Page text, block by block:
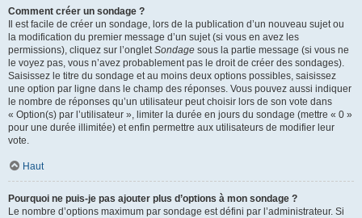
Comment créer un sondage ?
Il est facile de créer un sondage, lors de la publication d’un nouveau sujet ou
la modification du premier message d’un sujet (si vous en avez les
permissions), cliquez sur l’ongletSondage sous la partie message (si vous ne
le voyez pas, vous n’avez probablement pas le droit de créer des sondages).
Saisissez le titre du sondage et au moins deux options possibles, saisissez
une option par ligne dans le champ des réponses. Vous pouvez aussi indiquer
le nombre de réponses qu’un utilisateur peut choisir lors de son vote dans
« Option(s) par l’utilisateur », limiter la durée en jours du sondage (mettre « 0 »
pour une durée illimitée) et enfin permettre aux utilisateurs de modifier leur
vote.
Haut
Pourquoi ne puis-je pas ajouter plus d’options à mon sondage ?
Le nombre d’options maximum par sondage est défini par l’administrateur. Si